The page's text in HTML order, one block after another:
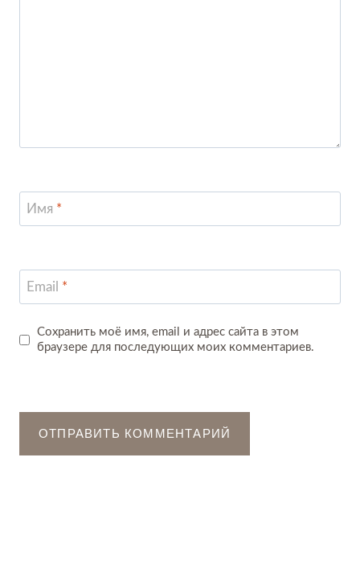
Имя *
Email *
Сохранить моё имя, email и адрес сайта в этом
браузере для последующих моих комментариев.